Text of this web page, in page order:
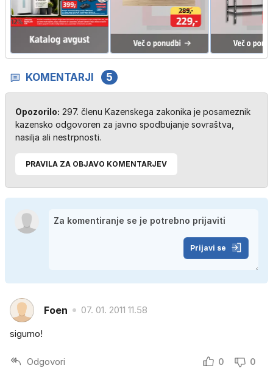
KOMENTARJI 5
Opozorilo: 297. členu Kazenskega zakonika je posameznik
kazensko odgovoren za javno spodbujanje sovraštva,
nasilja ali nestrpnosti.
PRAVILA ZA OBJAVO KOMENTARJEV
Prijavi se
Foen 07. 01. 2011 11.58
sigurno!
Odgovori 0 0